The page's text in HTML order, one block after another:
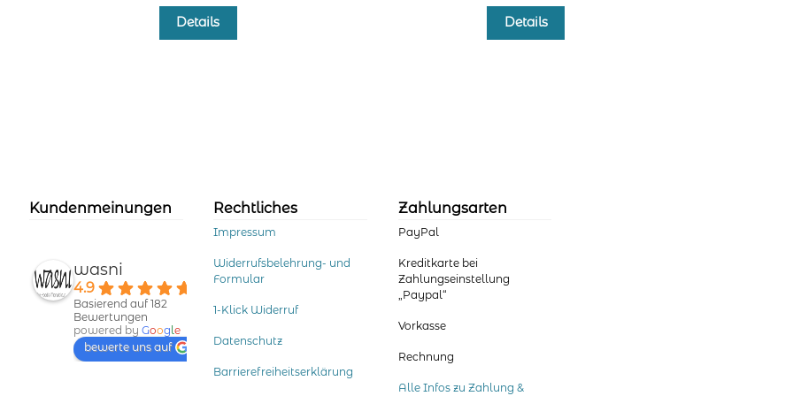
Details
der
Produktseite
gewählt
werden
Details
Kundenmeinungen
wasni
4.9
Basierend auf 182
Bewertungen
powered byGoogle
bewerte uns auf
Rechtliches
Impressum
Widerrufsbelehrung- und
Formular
1-Klick Widerruf
Datenschutz
Barrierefreiheitserklärung
Zahlungsarten
PayPal
Kreditkarte bei
Zahlungseinstellung
„Paypal“
Vorkasse
Rechnung
Alle Infos zu Zahlung &